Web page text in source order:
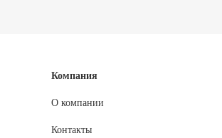
Компания
О компании
Контакты